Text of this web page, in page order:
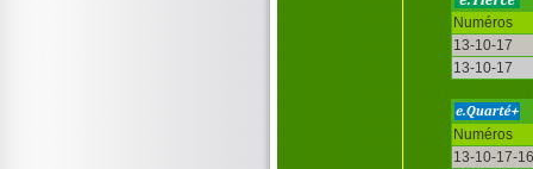
Numéros
13-10-17
13-10-17
Numéros
13-10-17-